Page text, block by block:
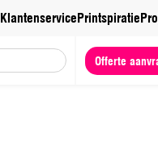
KlantenservicePrintspiratie
Offerte